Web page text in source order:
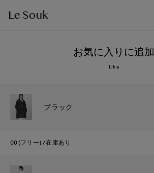
お気に入りに追加
Like
ブラック
00(フリー) 在庫あり